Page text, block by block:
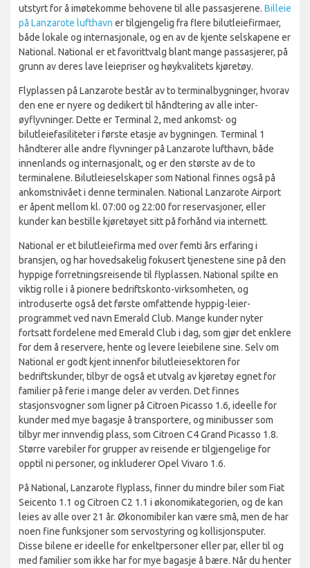
utstyrt for å imøtekomme behovene til alle passasjerene. Billeie
på Lanzarote lufthavn er tilgjengelig fra flere bilutleiefirmaer,
både lokale og internasjonale, og en av de kjente selskapene er
National. National er et favorittvalg blant mange passasjerer, på
grunn av deres lave leiepriser og høykvalitets kjøretøy.
Flyplassen på Lanzarote består av to terminalbygninger, hvorav
den ene er nyere og dedikert til håndtering av alle inter-
øyflyvninger. Dette er Terminal 2, med ankomst- og
bilutleiefasiliteter i første etasje av bygningen. Terminal 1
håndterer alle andre flyvninger på Lanzarote lufthavn, både
innenlands og internasjonalt, og er den største av de to
terminalene. Bilutleieselskaper som National finnes også på
ankomstnivået i denne terminalen. National Lanzarote Airport
er åpent mellom kl. 07:00 og 22:00 for reservasjoner, eller
kunder kan bestille kjøretøyet sitt på forhånd via internett.
National er et bilutleiefirma med over femti års erfaring i
bransjen, og har hovedsakelig fokusert tjenestene sine på den
hyppige forretningsreisende til flyplassen. National spilte en
viktig rolle i å pionere bedriftskonto-virksomheten, og
introduserte også det første omfattende hyppig-leier-
programmet ved navn Emerald Club. Mange kunder nyter
fortsatt fordelene med Emerald Club i dag, som gjør det enklere
for dem å reservere, hente og levere leiebilene sine. Selv om
National er godt kjent innenfor bilutleiesektoren for
bedriftskunder, tilbyr de også et utvalg av kjøretøy egnet for
familier på ferie i mange deler av verden. Det finnes
stasjonsvogner som ligner på Citroen Picasso 1.6, ideelle for
kunder med mye bagasje å transportere, og minibusser som
tilbyr mer innvendig plass, som Citroen C4 Grand Picasso 1.8.
Større varebiler for grupper av reisende er tilgjengelige for
opptil ni personer, og inkluderer Opel Vivaro 1.6.
På National, Lanzarote flyplass, finner du mindre biler som Fiat
Seicento 1.1 og Citroen C2 1.1 i økonomikategorien, og de kan
leies av alle over 21 år. Økonomibiler kan være små, men de har
noen fine funksjoner som servostyring og kollisjonsputer.
Disse bilene er ideelle for enkeltpersoner eller par, eller til og
med familier som ikke har for mye bagasje å bære. Når du henter